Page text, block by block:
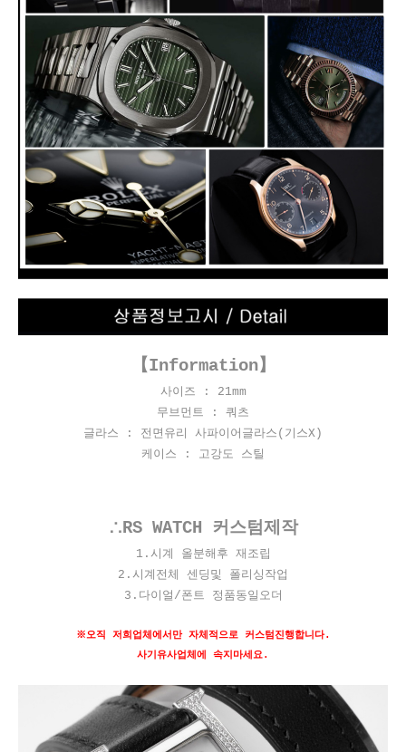
【Information】
사이즈 : 21mm
무브먼트 : 쿼츠
글라스 : 전면유리 사파이어글라스(기스X)
케이스 : 고강도 스틸
∴RS WATCH 커스텀제작
1.시계 올분해후 재조립
2.시계전체 센딩및 폴리싱작업
3.다이얼/폰트 정품동일오더
※오직 저희업체에서만 자체적으로 커스텀진행합니다.
사기유사업체에 속지마세요.